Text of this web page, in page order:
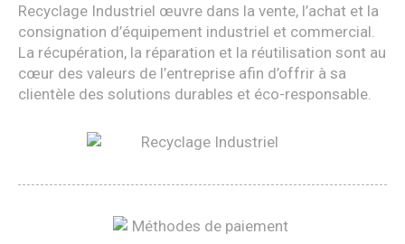
Recyclage Industriel œuvre dans la vente, l’achat et la
consignation d’équipement industriel et commercial.
La récupération, la réparation et la réutilisation sont au
cœur des valeurs de l’entreprise afin d’offrir à sa
clientèle des solutions durables et éco-responsable.